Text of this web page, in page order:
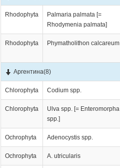
Rhodophyta
Palmaria palmata [=
Rhodymenia palmata]
Rhodophyta Phymatholithon calcareum
Аргентина(8)
Chlorophyta Codium spp.
Chlorophyta
Ulva spp. [= Enteromorpha
spp.]
Ochrophyta Adenocystis spp.
Ochrophyta A. utricularis